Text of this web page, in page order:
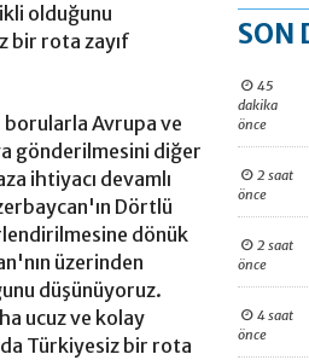
olduğunu
bir rota zayıf
borularla Avrupa ve
gönderilmesini diğer
ihtiyacı devamlı
Dörtlü
dönük
üzerinden
düşünüyoruz.
ucuz ve kolay
Türkiyesiz bir rota
SON
45
dakika
önce
2 saat
önce
2 saat
önce
4 saat
önce